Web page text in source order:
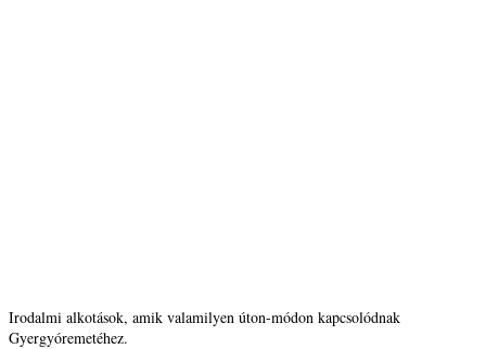
Irodalmi alkotások, amik valamilyen úton-módon kapcsolódnak
Gyergyóremetéhez.